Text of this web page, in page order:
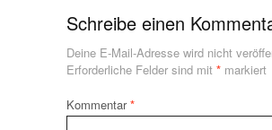
Schreibe einen
Deine E-Mail-Adresse wird nicht
Erforderliche Felder sind mit * markiert
Kommentar*